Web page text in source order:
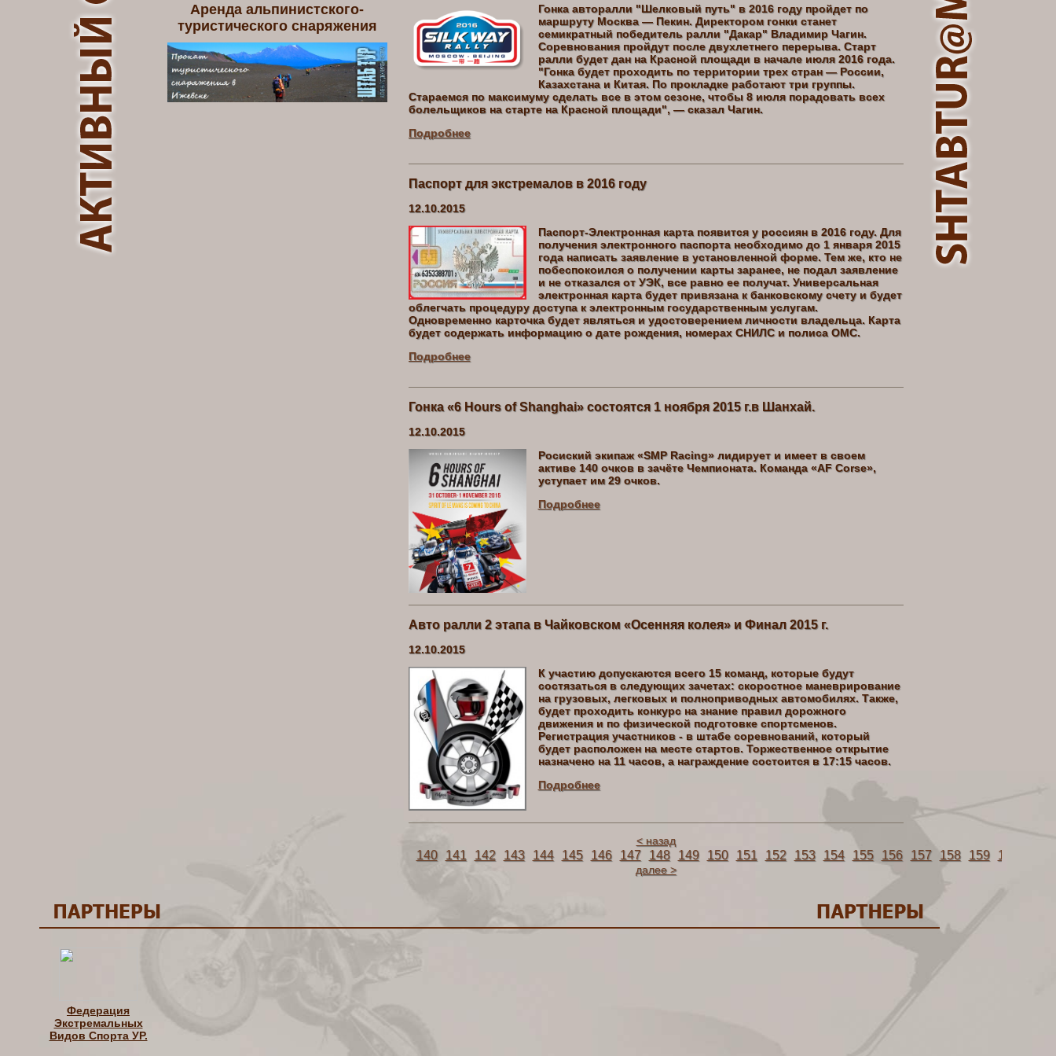
Аренда альпинистского-
туристического снаряжения
Гонка авторалли "Шелковый путь" в 2016 году пройдет по
маршруту Москва — Пекин. Директором гонки станет
семикратный победитель ралли "Дакар" Владимир Чагин.
Соревнования пройдут после двухлетнего перерыва. Старт
ралли будет дан на Красной площади в начале июля 2016 года.
"Гонка будет проходить по территории трех стран — России,
Казахстана и Китая. По прокладке работают три группы.
Стараемся по максимуму сделать все в этом сезоне, чтобы 8 июля порадовать всех
болельщиков на старте на Красной площади", — сказал Чагин.
Подробнее
Паспорт для экстремалов в 2016 году
12.10.2015
Паспорт-Электронная карта появится у россиян в 2016 году. Для
получения электронного паспорта необходимо до 1 января 2015
года написать заявление в установленной форме. Тем же, кто не
побеспокоился о получении карты заранее, не подал заявление
и не отказался от УЭК, все равно ее получат. Универсальная
электронная карта будет привязана к банковскому счету и будет
облегчать процедуру доступа к электронным государственным услугам.
Одновременно карточка будет являться и удостоверением личности владельца. Карта
будет содержать информацию о дате рождения, номерах СНИЛС и полиса ОМС.
Подробнее
Гонка «6 Hours of Shanghai» состоятся 1 ноября 2015 г.в Шанхай.
12.10.2015
Росиский экипаж «SMP Racing» лидирует и имеет в своем
активе 140 очков в зачёте Чемпионата. Команда «AF Corse»,
уступает им 29 очков.
Подробнее
Авто ралли 2 этапа в Чайковском «Осенняя колея» и Финал 2015 г.
12.10.2015
К участию допускаются всего 15 команд, которые будут
состязаться в следующих зачетах: скоростное маневрирование
на грузовых, легковых и полноприводных автомобилях. Также,
будет проходить конкурс на знание правил дорожного
движения и по физической подготовке спортсменов.
Регистрация участников - в штабе соревнований, который
будет расположен на месте стартов. Торжественное открытие
назначено на 11 часов, а награждение состоится в 17:15 часов.
Подробнее
< назад
140 141 142 143 144 145 146 147 148 149 150 151 152 153 154 155 156 157 158 159 160
далее >
Федерация
Экстремальных
Видов Спорта УР.